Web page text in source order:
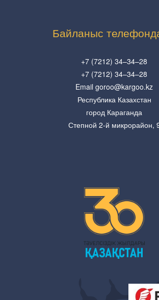
Байланыс
+7 (7212) 34–34–28
+7 (7212) 34–34–28
Email goroo@kargoo.kz
Республика Казахстан
город Караганда
Степной 2-й микрорайон,